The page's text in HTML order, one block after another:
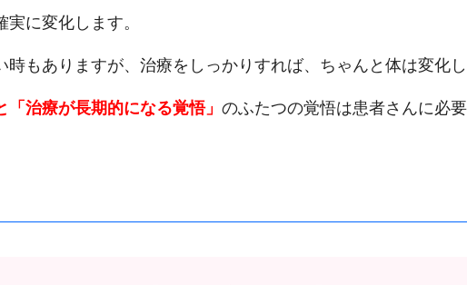
に変化します。
もありますが、治療をしっかりすれば、ちゃんと体は変化
「治療が長期的になる覚悟」 のふたつの覚悟は患者さんに必